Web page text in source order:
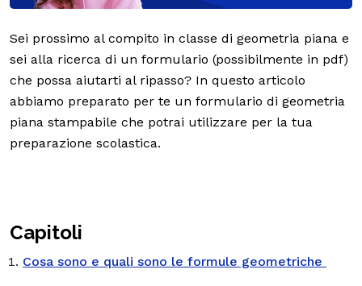
Sei prossimo al compito in classe di geometria piana e
sei alla ricerca di un formulario (possibilmente in pdf)
che possa aiutarti al ripasso? In questo articolo
abbiamo preparato per te un formulario di geometria
piana stampabile che potrai utilizzare per la tua
preparazione scolastica.
Capitoli
Cosa sono e quali sono le formule geometriche